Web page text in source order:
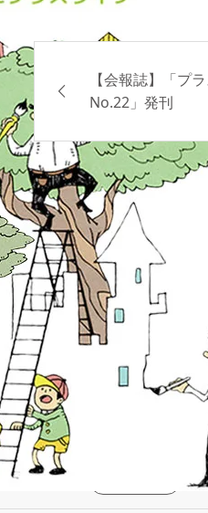
【会報誌】「プ
No.22」発刊
2026.08.05 メディア掲載
2026.07.17
2026.07.13